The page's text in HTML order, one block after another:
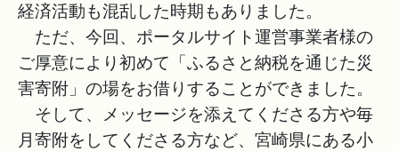
経済活動も混乱した時期もありました。
ただ、今回、ポータルサイト運営事業者様の
ご厚意により初めて「ふるさと納税を通じた災
害寄附」の場をお借りすることができました。
そして、メッセージを添えてくださる方や毎
月寄附をしてくださる方など、宮崎県にある小